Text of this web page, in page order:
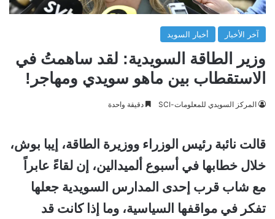
آخر الأخبار أخبار السويد
وزير الطاقة السويدية: لقد ساهمتُ في
الاستقطاب بين ماهو سويدي ومهاجر!
المركز السويدي للمعلومات-SCI دقيقة واحدة
قالت نائبة رئيس الوزراء ووزيرة الطاقة، إيبا بوش،
خلال خطابها في أسبوع ألميدالين، إن لقاءً عابراً
مع شاب قرب إحدى المدارس السويدية جعلها
تفكر في مواقفها السياسية، وما إذا كانت قد